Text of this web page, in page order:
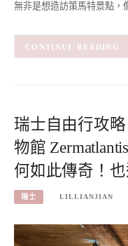
無非是想造訪策馬特景點
CONTINUE READING
瑞士自由行攻
物館
何如此傳奇！
瑞士 LILLIANJIAN